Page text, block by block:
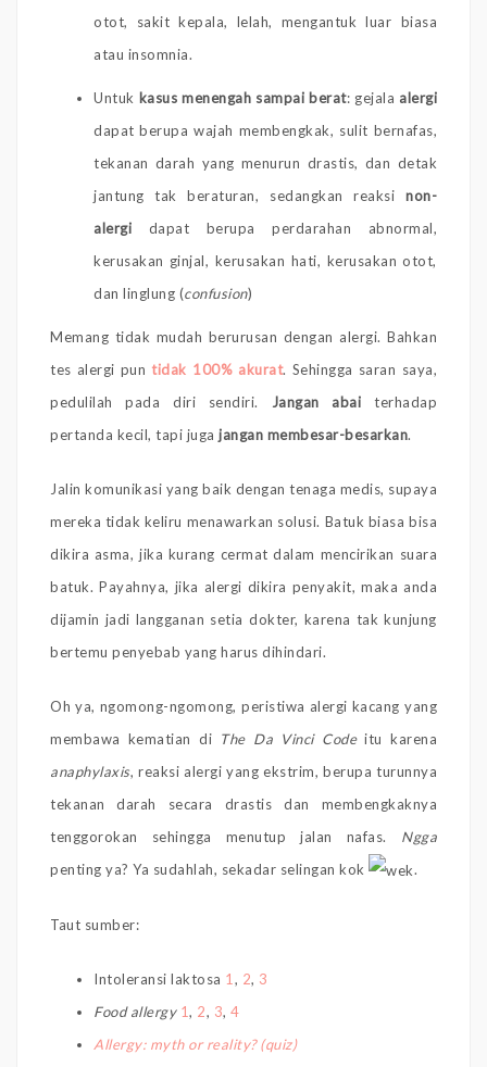
otot, sakit kepala, lelah, mengantuk luar biasa
atau insomnia.
Untuk kasus menengah sampai berat: gejala alergi
dapat berupa wajah membengkak, sulit bernafas,
tekanan darah yang menurun drastis, dan detak
jantung tak beraturan, sedangkan reaksi non-
alergi dapat berupa perdarahan abnormal,
kerusakan ginjal, kerusakan hati, kerusakan otot,
dan linglung (confusion)
Memang tidak mudah berurusan dengan alergi. Bahkan
tes alergi pun tidak 100% akurat. Sehingga saran saya,
pedulilah pada diri sendiri. Jangan abai terhadap
pertanda kecil, tapi juga jangan membesar-besarkan.
Jalin komunikasi yang baik dengan tenaga medis, supaya
mereka tidak keliru menawarkan solusi. Batuk biasa bisa
dikira asma, jika kurang cermat dalam mencirikan suara
batuk. Payahnya, jika alergi dikira penyakit, maka anda
dijamin jadi langganan setia dokter, karena tak kunjung
bertemu penyebab yang harus dihindari.
Oh ya, ngomong-ngomong, peristiwa alergi kacang yang
membawa kematian di The Da Vinci Codeitu karena
anaphylaxis, reaksi alergi yang ekstrim, berupa turunnya
tekanan darah secara drastis dan membengkaknya
tenggorokan sehingga menutup jalan nafas. Ngga
penting ya? Ya sudahlah, sekadar selingan kok
.
Taut sumber:
Intoleransi laktosa 1, 2, 3
Food allergy 1, 2, 3, 4
Allergy: myth or reality? (quiz)